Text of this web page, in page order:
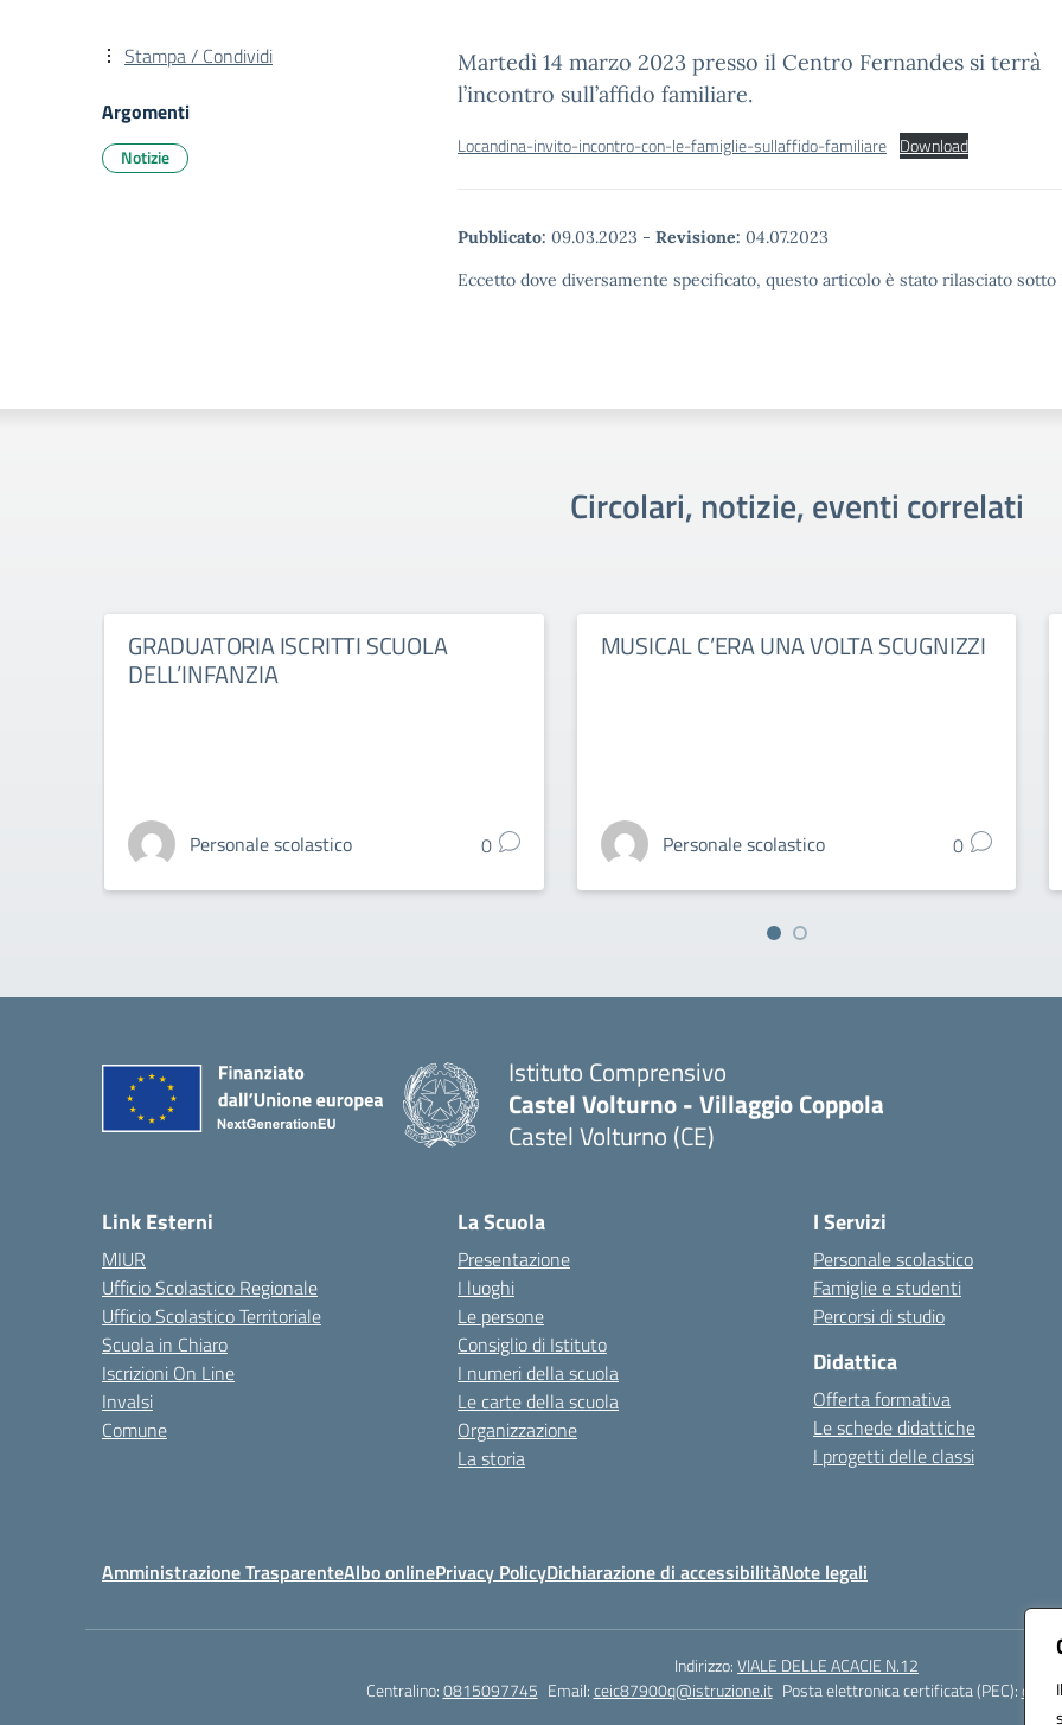
Martedì 14 marzo 2023 presso il Centro Fernandes si terrà
l’incontro sull’affido familiare.
Locandina-invito-incontro-con-le-famiglie-sullaffido-familiare Download
Pubblicato: 09.03.2023 - Revisione: 04.07.2023
Eccetto dove diversamente specificato, questo articolo è stato rilasciato
Stampa / Condividi
Argomenti
Notizie
Circolari, notizie, eventi correlati
GRADUATORIA ISCRITTI SCUOLA
DELL’INFANZIA
Personale scolastico 0
MUSICAL C’ERA UNA VOLTA SCUGNIZZI
Personale scolastico 0
Istituto Comprensivo
Castel Volturno - Villaggio Coppola
Castel Volturno (CE)
Link Esterni
MIUR
Ufficio Scolastico Regionale
Ufficio Scolastico Territoriale
Scuola in Chiaro
Iscrizioni On Line
Invalsi
Comune
La Scuola
Presentazione
I luoghi
Le persone
Consiglio di Istituto
I numeri della scuola
Le carte della scuola
Organizzazione
La storia
I Servizi
Personale scolastico
Famiglie e studenti
Percorsi di studio
Didattica
Offerta formativa
Le schede didattiche
I progetti delle classi
Amministrazione TrasparenteAlbo onlinePrivacy PolicyDichiarazione di accessibilitàNote legali
Indirizzo:VIALE DELLE ACACIE N.12
Centralino:0815097745 Email:ceic87900q@istruzione.it Posta elettronica certificata (PEC):